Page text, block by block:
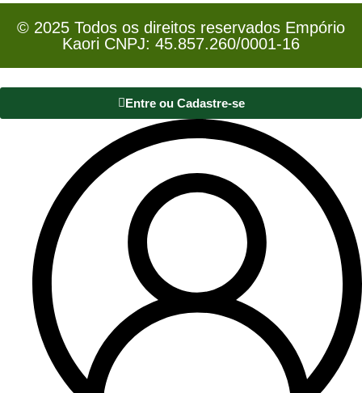
© 2025 Todos os direitos reservados Empório
Kaori CNPJ: 45.857.260/0001-16
Entre ou Cadastre-se